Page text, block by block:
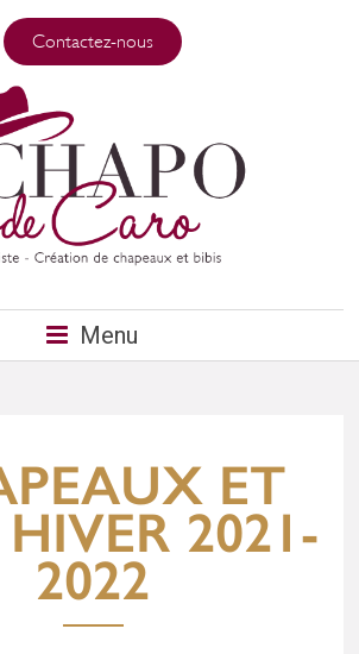
Contactez-nous
Menu
ET
2021-
2022